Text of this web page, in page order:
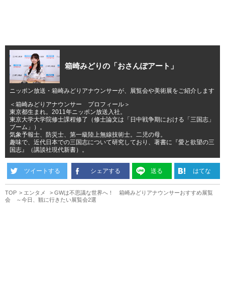
箱崎みどりの「おさんぽアート」
ニッポン放送・箱崎みどりアナウンサーが、展覧会や美術展をご紹介します
＜箱崎みどりアナウンサー プロフィール＞
東京都生まれ。2011年ニッポン放送入社。
東京大学大学院修士課程修了（修士論文は「日中戦争期における「三国志」
ブーム」）。
気象予報士、防災士、第一級陸上無線技術士。二児の母。
趣味で、近代日本での三国志について研究しており、著書に『愛と欲望の三
国志』（講談社現代新書）。
ツイートする シェアする 送る はてな
TOP エンタメ
GWは不思議な世界へ！ 箱崎みどりアナウンサーおすすめ展覧
会 ～今日、観に行きたい展覧会2選